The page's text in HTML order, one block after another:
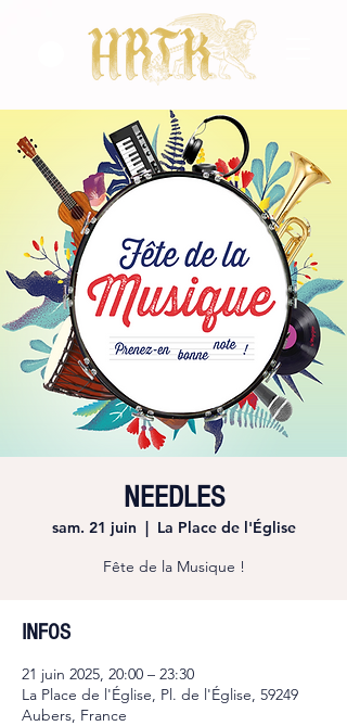
NEEDLES
sam. 21 juin
  |
La Place de l'Église
Fête de la Musique !
INFOS
21 juin 2025, 20:00 – 23:30
La Place de l'Église, Pl. de l'Église, 59249
Aubers, France